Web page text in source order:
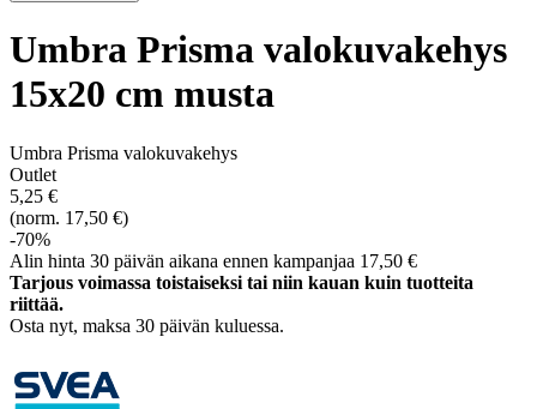
Umbra Prisma valokuvakehys
15x20 cm musta
Umbra Prisma valokuvakehys
Outlet
5,25 €
(norm. 17,50 €)
-70%
Alin hinta 30 päivän aikana ennen kampanjaa 17,50 €
Tarjous voimassa toistaiseksi tai niin kauan kuin tuotteita
riittää.
Osta nyt, ­maksa 30 päivän kuluessa.